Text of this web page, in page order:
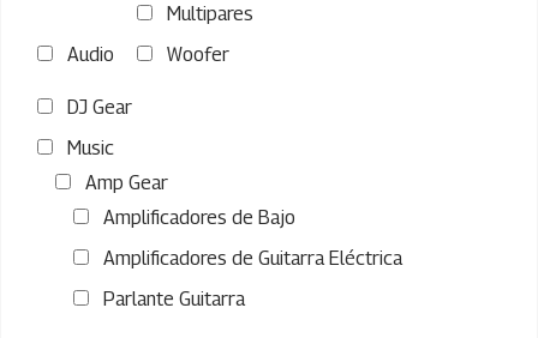
Audio
Multipares
Woofer
DJ Gear
Music
Amp Gear
Amplificadores de Bajo
Amplificadores de Guitarra Eléctrica
Parlante Guitarra